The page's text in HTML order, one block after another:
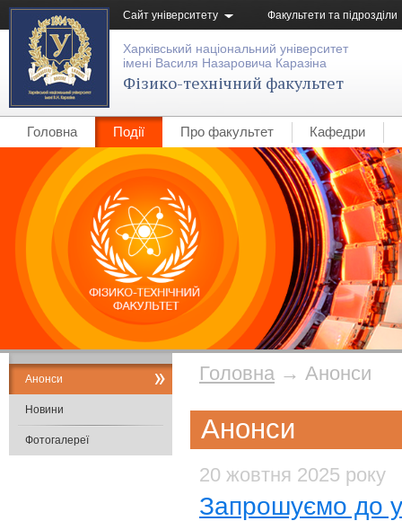
Сайт університету Факультети та підрозділи
Харківський національний університет
імені Василя Назаровича Каразіна
Фізико-технічний факультет
Головна Події Про факультет Кафедри
Головна → Анонси
Анонси
20 жовтня 2025 року
Запрошуємо до
Анонси
Новини
Фотогалереї